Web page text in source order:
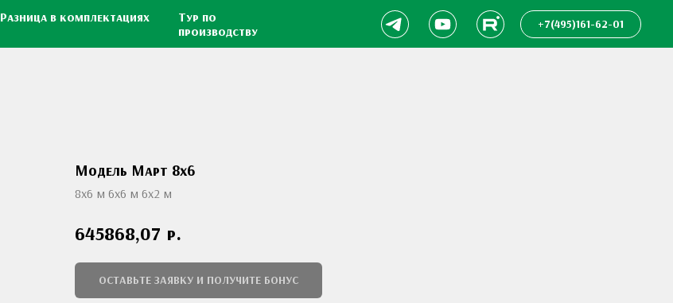
+7(495)161-62-01
Тур по
производству
Разница в комплектациях
Модель Март 8x6
8х6 м 6x6 м 6х2 м
645868,07 р.
ОСТАВЬТЕ ЗАЯВКУ И ПОЛУЧИТЕ БОНУС